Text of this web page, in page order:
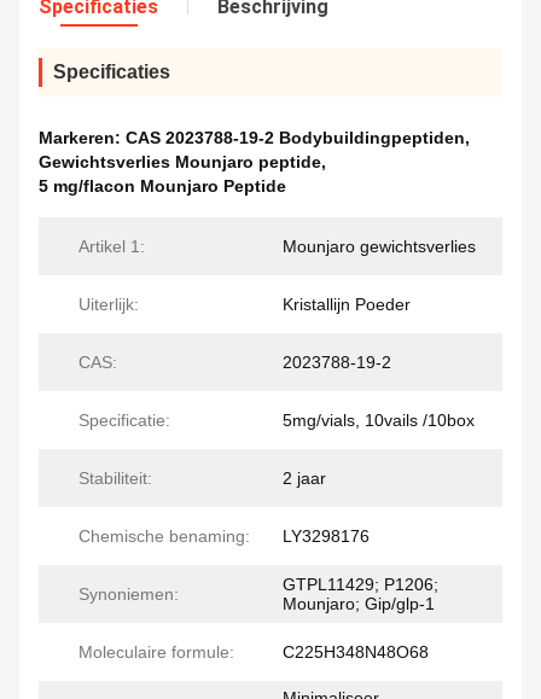
Specificaties Beschrijving
Specificaties
Markeren: CAS 2023788-19-2 Bodybuildingpeptiden,
Gewichtsverlies Mounjaro peptide,
5 mg/flacon Mounjaro Peptide
Artikel 1: Mounjaro gewichtsverlies
Uiterlijk: Kristallijn Poeder
CAS: 2023788-19-2
Specificatie: 5mg/vials, 10vails /10box
Stabiliteit: 2 jaar
Chemische benaming: LY3298176
Synoniemen:
GTPL11429; P1206;
Mounjaro; Gip/glp-1
Moleculaire formule: C225H348N48O68